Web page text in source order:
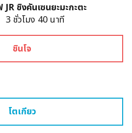
JR ชิงคันเซนยะมะกะตะ
3 ชั่วโมง 40 นาที
ชินโจ
โตเกียว